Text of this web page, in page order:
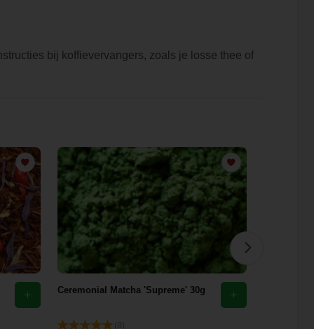
bij koffievervangers, zoals je losse thee of
Ceremonial Matcha 'Supreme' 30g